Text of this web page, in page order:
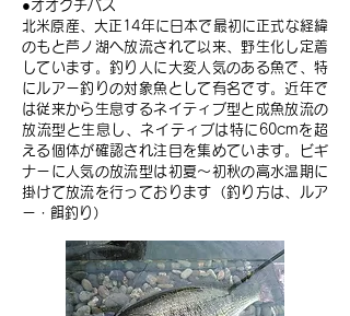
●オオクチパス
北米原産、大正14年に日本で最初に正式な経緯
のもと芦ノ湖へ放流されて以来、野生化し定着
しています。釣り人に大変人気のある魚で、特
にルアー釣りの対象魚として有名です。近年で
は従来から生息するネイティブ型と成魚放流の
放流型と生息し、ネイティブは特に60cmを超
える個体が確認され注目を集めています。ビギ
ナーに人気の放流型は初夏～初秋の高水温期に
掛けて放流を行っております（釣り方は、ルア
ー・餌釣り）